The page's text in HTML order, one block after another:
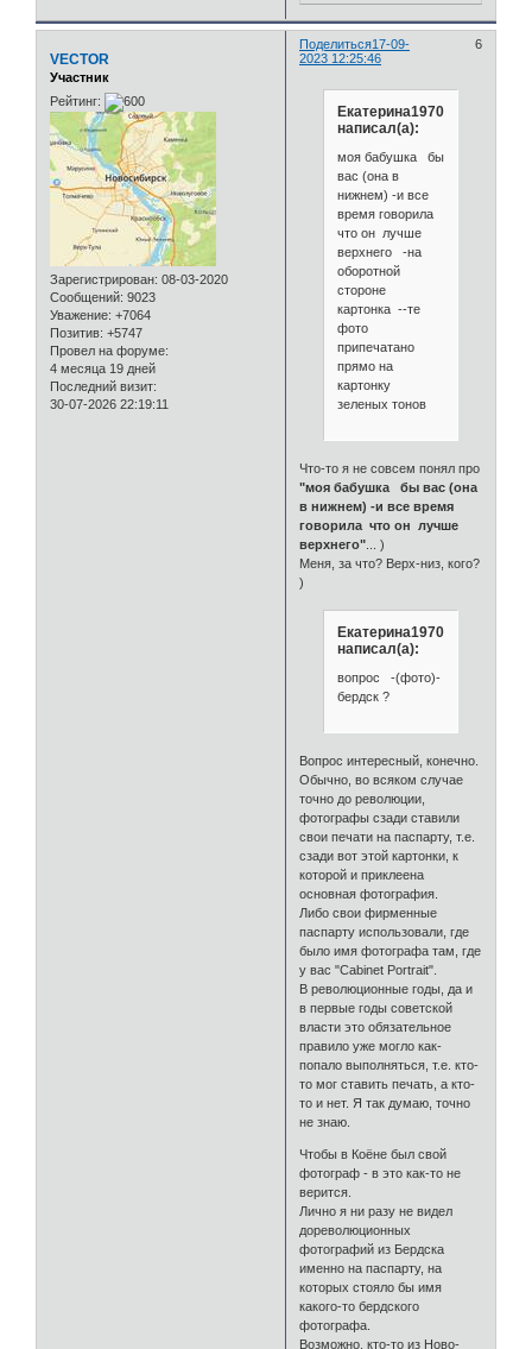
Поделиться 6
17-09-
2023 12:25:46
VECTOR
Участник
Рейтинг:
Зарегистрирован: 08-03-2020
Сообщений: 9023
Уважение: +7064
Позитив: +5747
Провел на форуме:
4 месяца 19 дней
Последний визит:
30-07-2026 22:19:11
Екатерина1970
написал(а):
моя бабушка бы
вас (она в
нижнем) -и все
время говорила
что он лучше
верхнего -на
оборотной
стороне
картонка --те
фото
припечатано
прямо на
картонку
зеленых тонов
Что-то я не совсем понял про
"моя бабушка бы вас (она
в нижнем) -и все время
говорила что он лучше
верхнего" ... )
Меня, за что? Верх-низ, кого?
)
Екатерина1970
написал(а):
вопрос -(фото)-
бердск ?
Вопрос интересный, конечно.
Обычно, во всяком случае
точно до революции,
фотографы сзади ставили
свои печати на паспарту, т.е.
сзади вот этой картонки, к
которой и приклеена
основная фотография.
Либо свои фирменные
паспарту использовали, где
было имя фотографа там, где
у вас "Cabinet Portrait".
В революционные годы, да и
в первые годы советской
власти это обязательное
правило уже могло как-
попало выполняться, т.е. кто-
то мог ставить печать, а кто-
то и нет. Я так думаю, точно
не знаю.
Чтобы в Коёне был свой
фотограф - в это как-то не
верится.
Лично я ни разу не видел
дореволюционных
фотографий из Бердска
именно на паспарту, на
которых стояло бы имя
какого-то бердского
фотографа.
Возможно, кто-то из Ново-